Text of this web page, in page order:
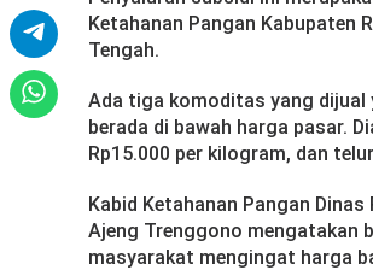
u
g
a
Ketahanan Pangan Kabupaten
Tengah.
Ada tiga komoditas yang dijual
berada di bawah harga pasar.
Rp15.000 per kilogram, dan
Kabid Ketahanan Pangan
Ajeng Trenggono mengatakan
masyarakat mengingat harga